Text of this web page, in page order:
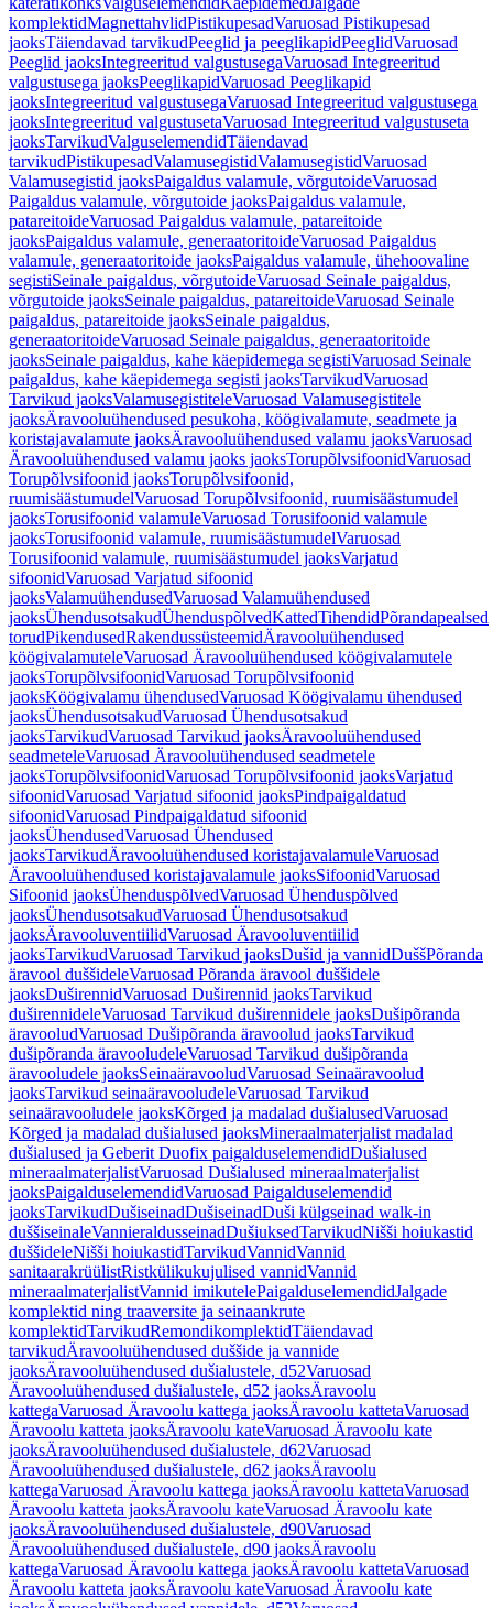
komplektidMagnettahvlidPistikupesadVaruosad Pistikupesad
jaoksTäiendavad tarvikudPeeglid ja peeglikapidPeeglidVaruosad
Peeglid jaoksIntegreeritud valgustusegaVaruosad Integreeritud
valgustusega jaoksPeeglikapidVaruosad Peeglikapid
jaoksIntegreeritud valgustusegaVaruosad Integreeritud valgustusega
jaoksIntegreeritud valgustusetaVaruosad Integreeritud valgustuseta
jaoksTarvikudValguselemendidTäiendavad
tarvikudPistikupesadValamusegistidValamusegistidVaruosad
Valamusegistid jaoksPaigaldus valamule, võrgutoideVaruosad
Paigaldus valamule, võrgutoide jaoksPaigaldus valamule,
patareitoideVaruosad Paigaldus valamule, patareitoide
jaoksPaigaldus valamule, generaatoritoideVaruosad Paigaldus
valamule, generaatoritoide jaoksPaigaldus valamule, ühehoovaline
segistiSeinale paigaldus, võrgutoideVaruosad Seinale paigaldus,
võrgutoide jaoksSeinale paigaldus, patareitoideVaruosad Seinale
paigaldus, patareitoide jaoksSeinale paigaldus,
generaatoritoideVaruosad Seinale paigaldus, generaatoritoide
jaoksSeinale paigaldus, kahe käepidemega segistiVaruosad Seinale
paigaldus, kahe käepidemega segisti jaoksTarvikudVaruosad
Tarvikud jaoksValamusegistiteleVaruosad Valamusegistitele
jaoksÄravooluühendused pesukoha, köögivalamute, seadmete ja
koristajavalamute jaoksÄravooluühendused valamu jaoksVaruosad
Äravooluühendused valamu jaoks jaoksTorupõlvsifoonidVaruosad
Torupõlvsifoonid jaoksTorupõlvsifoonid,
ruumisäästumudelVaruosad Torupõlvsifoonid, ruumisäästumudel
jaoksTorusifoonid valamuleVaruosad Torusifoonid valamule
jaoksTorusifoonid valamule, ruumisäästumudelVaruosad
Torusifoonid valamule, ruumisäästumudel jaoksVarjatud
sifoonidVaruosad Varjatud sifoonid
jaoksValamuühendusedVaruosad Valamuühendused
jaoksÜhendusotsakudÜhenduspõlvedKattedTihendidPõrandapealsed
torudPikendusedRakendussüsteemidÄravooluühendused
köögivalamuteleVaruosad Äravooluühendused köögivalamutele
jaoksTorupõlvsifoonidVaruosad Torupõlvsifoonid
jaoksKöögivalamu ühendusedVaruosad Köögivalamu ühendused
jaoksÜhendusotsakudVaruosad Ühendusotsakud
jaoksTarvikudVaruosad Tarvikud jaoksÄravooluühendused
seadmeteleVaruosad Äravooluühendused seadmetele
jaoksTorupõlvsifoonidVaruosad Torupõlvsifoonid jaoksVarjatud
sifoonidVaruosad Varjatud sifoonid jaoksPindpaigaldatud
sifoonidVaruosad Pindpaigaldatud sifoonid
jaoksÜhendusedVaruosad Ühendused
jaoksTarvikudÄravooluühendused koristajavalamuleVaruosad
Äravooluühendused koristajavalamule jaoksSifoonidVaruosad
Sifoonid jaoksÜhenduspõlvedVaruosad Ühenduspõlved
jaoksÜhendusotsakudVaruosad Ühendusotsakud
jaoksÄravooluventiilidVaruosad Äravooluventiilid
jaoksTarvikudVaruosad Tarvikud jaoksDušid ja vannidDuššPõranda
äravool duššideleVaruosad Põranda äravool duššidele
jaoksDuširennidVaruosad Duširennid jaoksTarvikud
duširennideleVaruosad Tarvikud duširennidele jaoksDušipõranda
äravooludVaruosad Dušipõranda äravoolud jaoksTarvikud
dušipõranda äravooludeleVaruosad Tarvikud dušipõranda
äravooludele jaoksSeinaäravooludVaruosad Seinaäravoolud
jaoksTarvikud seinaäravooludeleVaruosad Tarvikud
seinaäravooludele jaoksKõrged ja madalad dušialusedVaruosad
Kõrged ja madalad dušialused jaoksMineraalmaterjalist madalad
dušialused ja Geberit Duofix paigalduselemendidDušialused
mineraalmaterjalistVaruosad Dušialused mineraalmaterjalist
jaoksPaigalduselemendidVaruosad Paigalduselemendid
jaoksTarvikudDušiseinadDušiseinadDuši külgseinad walk-in
duššiseinaleVannieraldusseinadDušiuksedTarvikudNišši hoiukastid
duššideleNišši hoiukastidTarvikudVannidVannid
sanitaarakrüülistRistkülikukujulised vannidVannid
mineraalmaterjalistVannid imikutelePaigalduselemendidJalgade
komplektid ning traaversite ja seinaankrute
komplektidTarvikudRemondikomplektidTäiendavad
tarvikudÄravooluühendused duššide ja vannide
jaoksÄravooluühendused dušialustele, d52Varuosad
Äravooluühendused dušialustele, d52 jaoksÄravoolu
kattegaVaruosad Äravoolu kattega jaoksÄravoolu kattetaVaruosad
Äravoolu katteta jaoksÄravoolu kateVaruosad Äravoolu kate
jaoksÄravooluühendused dušialustele, d62Varuosad
Äravooluühendused dušialustele, d62 jaoksÄravoolu
kattegaVaruosad Äravoolu kattega jaoksÄravoolu kattetaVaruosad
Äravoolu katteta jaoksÄravoolu kateVaruosad Äravoolu kate
jaoksÄravooluühendused dušialustele, d90Varuosad
Äravooluühendused dušialustele, d90 jaoksÄravoolu
kattegaVaruosad Äravoolu kattega jaoksÄravoolu kattetaVaruosad
Äravoolu katteta jaoksÄravoolu kateVaruosad Äravoolu kate